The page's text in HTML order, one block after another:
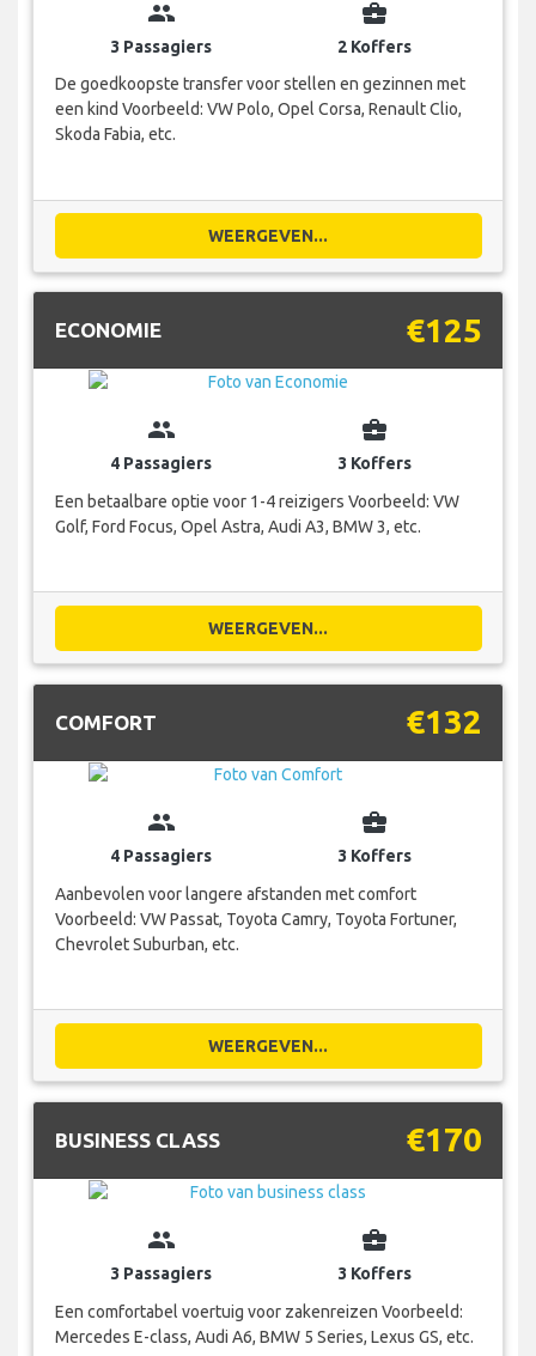
group
3 Passagiers
business_center
2 Koffers
De goedkoopste transfer voor stellen en gezinnen met
een kind Voorbeeld: VW Polo, Opel Corsa, Renault Clio,
Skoda Fabia, etc.
WEERGEVEN...
ECONOMIE €125
group
4 Passagiers
business_center
3 Koffers
Een betaalbare optie voor 1-4 reizigers Voorbeeld: VW
Golf, Ford Focus, Opel Astra, Audi A3, BMW 3, etc.
WEERGEVEN...
COMFORT €132
group
4 Passagiers
business_center
3 Koffers
Aanbevolen voor langere afstanden met comfort
Voorbeeld: VW Passat, Toyota Camry, Toyota Fortuner,
Chevrolet Suburban, etc.
WEERGEVEN...
BUSINESS CLASS €170
group
3 Passagiers
business_center
3 Koffers
Een comfortabel voertuig voor zakenreizen Voorbeeld:
Mercedes E-class, Audi A6, BMW 5 Series, Lexus GS, etc.